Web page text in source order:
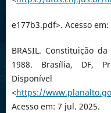
e177b3.pdf>. Acesso
BRASIL. Constituição
1988. Brasília, DF,
<https://
Acesso em: 7 jul. 2025.